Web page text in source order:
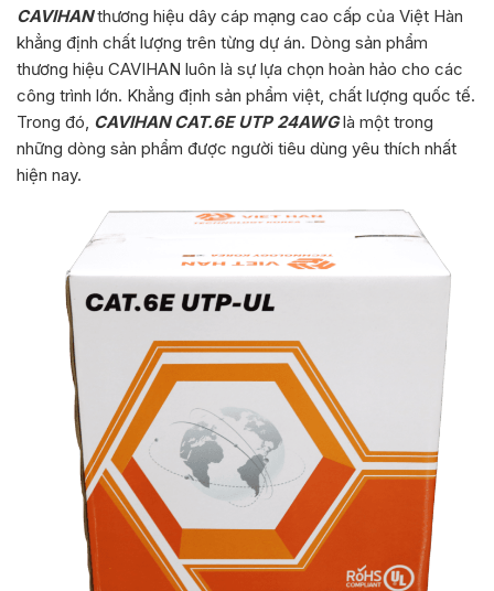
CAVIHANthương hiệu dây cáp mạng cao cấp của Việt Hàn
khẳng định chất lượng trên từng dự án. Dòng sản phẩm
thương hiệu CAVIHAN luôn là sự lựa chọn hoàn hảo cho các
công trình lớn. Khẳng định sản phẩm việt, chất lượng quốc tế.
Trong đó, CAVIHAN CAT.6E UTP 24AWGlà một trong
những dòng sản phẩm được người tiêu dùng yêu thích nhất
hiện nay.